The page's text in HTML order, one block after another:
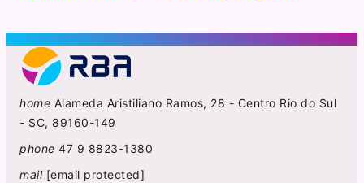
home Alameda Aristiliano Ramos, 28 - Centro Rio do Sul
- SC, 89160-149
phone 47 9 8823-1380
mail [email protected]